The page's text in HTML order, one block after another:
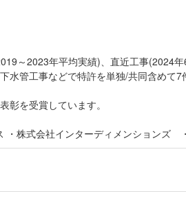
～2023年平均実績)、直近工事(2024
水管工事などで特許を単独/共同含めて
彰を受賞しています。
・株式会社インターディメンションズ